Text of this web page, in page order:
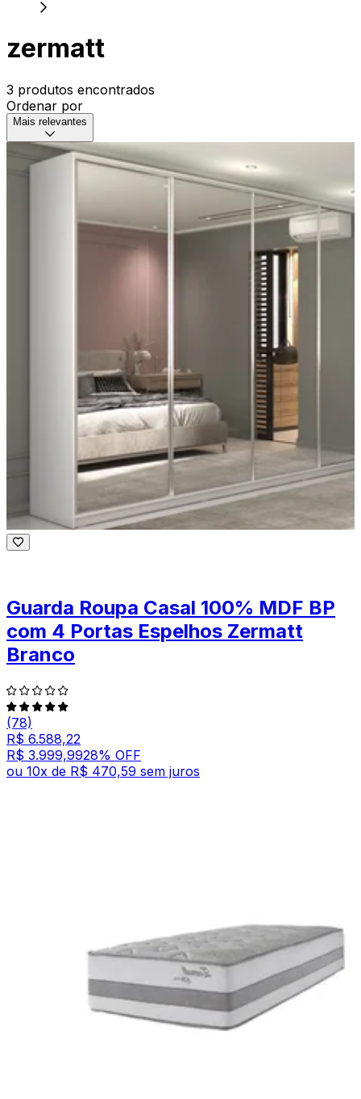
zermatt
3 produtos encontrados
Ordenar por
Mais relevantes
Guarda Roupa Casal 100% MDF BP
com 4 Portas Espelhos Zermatt
Branco
(78)
R$ 6.588,22
R$ 3.999,9928% OFF
ou 10x de R$ 470,59 sem juros